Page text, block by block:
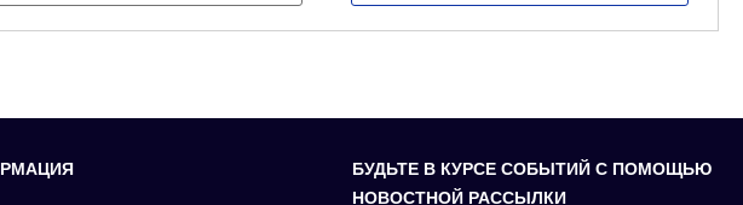
БУДЬТЕ В КУРСЕ СОБЫТИЙ С ПОМОЩЬЮ
НОВОСТНОЙ РАССЫЛКИ